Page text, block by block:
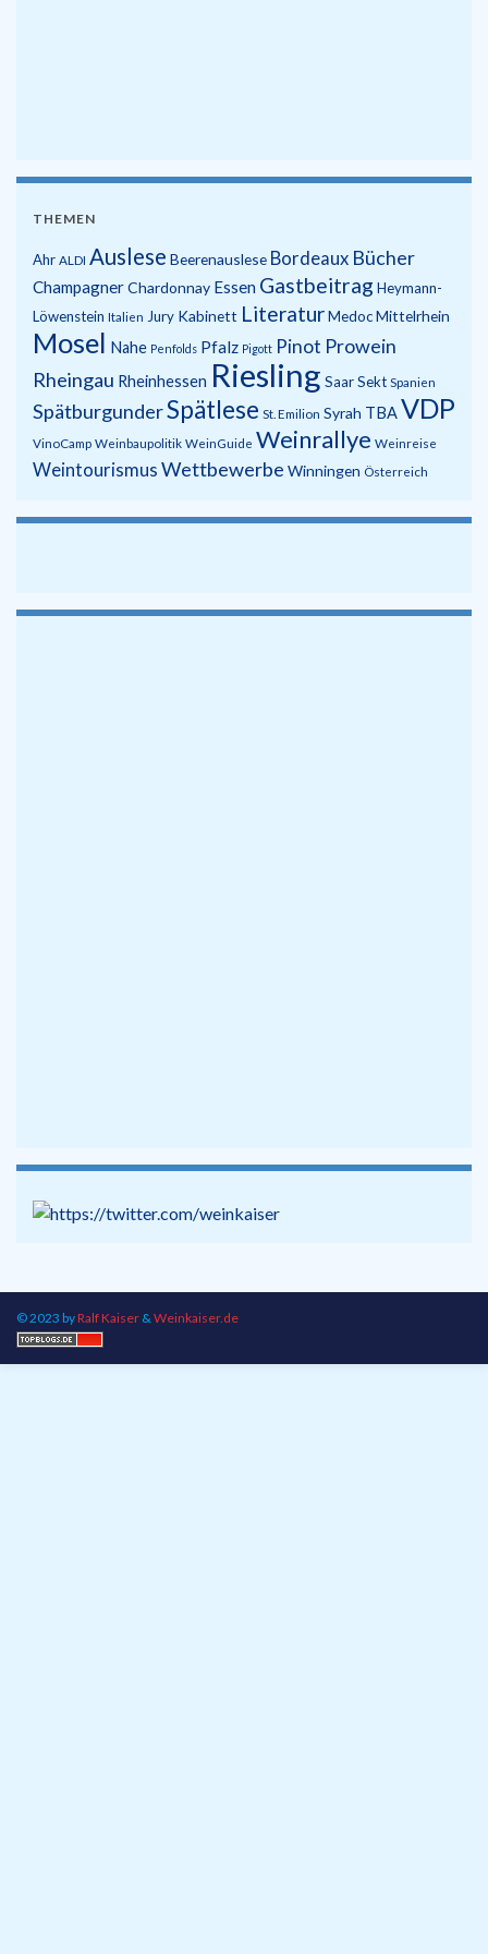
THEMEN
Ahr ALDI Auslese Beerenauslese Bordeaux Bücher
ChampagnerChardonnay Essen Gastbeitrag Heymann-
Löwenstein Italien Jury Kabinett LiteraturMedocMittelrhein
Mosel Nahe Penfolds Pfalz Pigott Pinot Prowein
Rheingau Rheinhessen Riesling SaarSekt Spanien
SpätburgunderSpätlese St. Emilion Syrah TBAVDP
VinoCamp Weinbaupolitik WeinGuide Weinrallye Weinreise
Weintourismus Wettbewerbe Winningen Österreich
© 2023 byRalf Kaiser &Weinkaiser.de